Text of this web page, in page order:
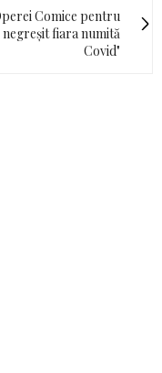
Comice pentru
fiara numită
Covid"